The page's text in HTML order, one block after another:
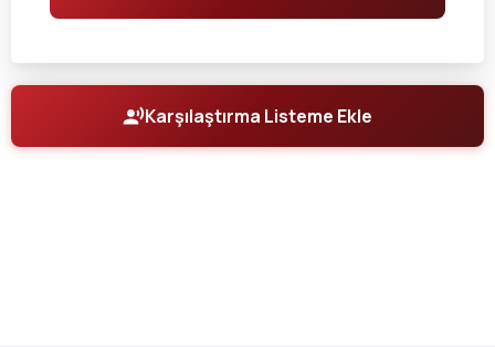
Karşılaştırma Listeme Ekle